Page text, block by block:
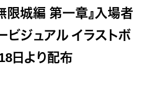
限城編 第一章』入場者
ビジュアル イラストボ
日より配布